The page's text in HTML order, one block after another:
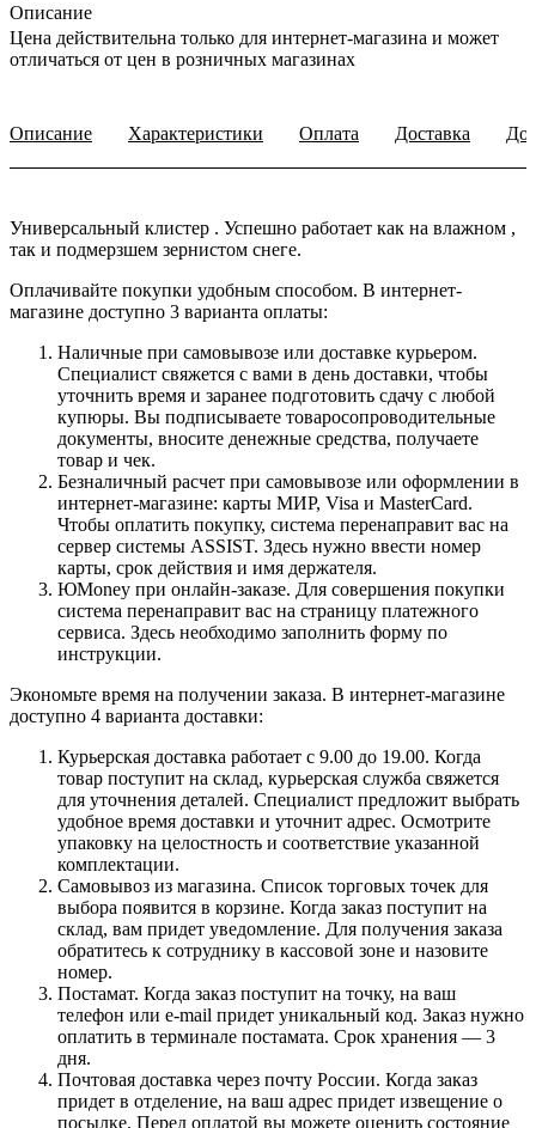
Описание
Цена действительна только для интернет-магазина и может
отличаться от цен в розничных магазинах
Описание Характеристики Оплата Доставка
Универсальный клистер . Успешно работает как на влажном ,
так и подмерзшем зернистом снеге.
Оплачивайте покупки удобным способом. В интернет-
магазине доступно 3 варианта оплаты:
Наличные при самовывозе или доставке курьером.
Специалист свяжется с вами в день доставки, чтобы
уточнить время и заранее подготовить сдачу с любой
купюры. Вы подписываете товаросопроводительные
документы, вносите денежные средства, получаете
товар и чек.
Безналичный расчет при самовывозе или оформлении в
интернет-магазине: карты МИР, Visa и MasterCard.
Чтобы оплатить покупку, система перенаправит вас на
сервер системы ASSIST. Здесь нужно ввести номер
карты, срок действия и имя держателя.
ЮMoney при онлайн-заказе. Для совершения покупки
система перенаправит вас на страницу платежного
сервиса. Здесь необходимо заполнить форму по
инструкции.
Экономьте время на получении заказа. В интернет-магазине
доступно 4 варианта доставки:
Курьерская доставка работает с 9.00 до 19.00. Когда
товар поступит на склад, курьерская служба свяжется
для уточнения деталей. Специалист предложит выбрать
удобное время доставки и уточнит адрес. Осмотрите
упаковку на целостность и соответствие указанной
комплектации.
Самовывоз из магазина. Список торговых точек для
выбора появится в корзине. Когда заказ поступит на
склад, вам придет уведомление. Для получения заказа
обратитесь к сотруднику в кассовой зоне и назовите
номер.
Постамат. Когда заказ поступит на точку, на ваш
телефон или e-mail придет уникальный код. Заказ нужно
оплатить в терминале постамата. Срок хранения — 3
дня.
Почтовая доставка через почту России. Когда заказ
придет в отделение, на ваш адрес придет извещение о
посылке. Перед оплатой вы можете оценить состояние